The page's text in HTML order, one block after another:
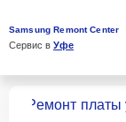
Samsung Remont Center
Сервис в Уфе
Ремонт